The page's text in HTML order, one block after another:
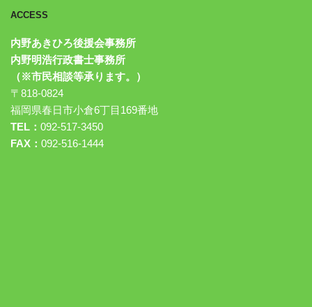
ACCESS
内野あきひろ後援会事務所
内野明浩行政書士事務所
（※市民相談等承ります。）
〒818-0824
福岡県春日市小倉6丁目169番地
TEL： 092-517-3450
FAX： 092-516-1444